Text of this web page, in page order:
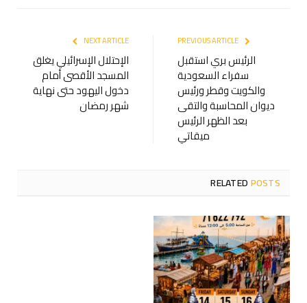
الرئيس بري استقبل
سفراء السعودية
والكويت وقطر ورئيس
ديوان المحاسبة والتقى
بعد الظهر الرئيس
ميقاتي
NEXT ARTICLE
الإحتلال الإسرائيلي يغلق
المسجد الأقصى أمام
دخول اليهود حتى نهاية
شهر رمضان
RELATEDPOSTS